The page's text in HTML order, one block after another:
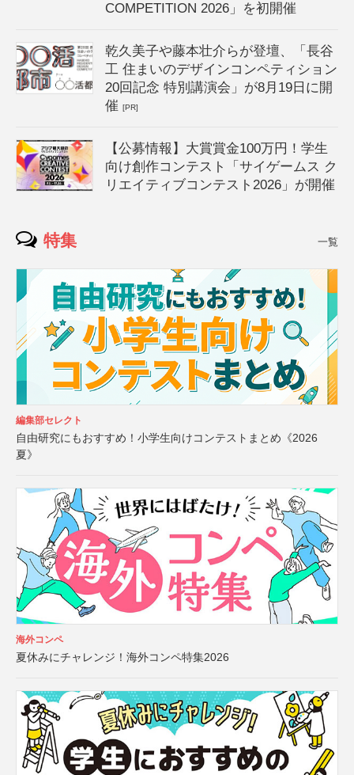
COMPETITION 2026」を初開催
乾久美子や藤本壮介らが登壇、「長谷
工 住まいのデザインコンペティション
20回記念 特別講演会」が8月19日に開
催[PR]
【公募情報】大賞賞金100万円！学生
向け創作コンテスト「サイゲームス ク
リエイティブコンテスト2026」が開催
特集 一覧
編集部セレクト
自由研究にもおすすめ！小学生向けコンテストまとめ《2026
夏》
海外コンペ
夏休みにチャレンジ！海外コンペ特集2026